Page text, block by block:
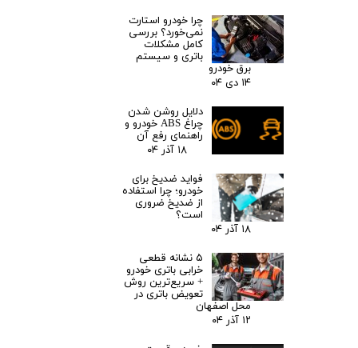
چرا خودرو استارت
نمی‌خورد؟ بررسی
کامل مشکلات
باتری و سیستم
برق خودرو
۱۴ دی ۰۴
دلایل روشن شدن
چراغ ABS خودرو و
راهنمای رفع آن
۱۸ آذر ۰۴
فواید ضدیخ برای
خودرو؛ چرا استفاده
از ضدیخ ضروری
است؟
۱۸ آذر ۰۴
۵ نشانه قطعی
خرابی باتری خودرو
+ سریع‌ترین روش
تعویض باتری در
محل اصفهان
۱۲ آذر ۰۴